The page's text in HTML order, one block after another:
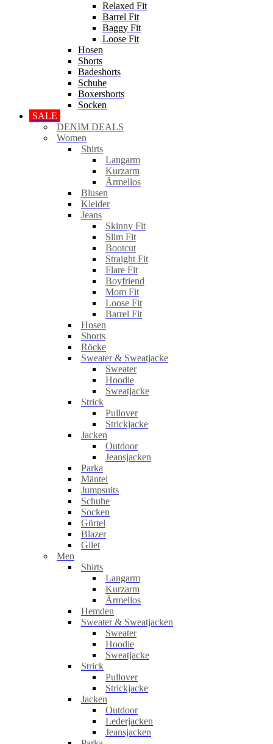
Relaxed Fit
Barrel Fit
Baggy Fit
Loose Fit
Hosen
Shorts
Badeshorts
Schuhe
Boxershorts
Socken
SALE
DENIM DEALS
Women
Shirts
Langarm
Kurzarm
Ärmellos
Blusen
Kleider
Jeans
Skinny Fit
Slim Fit
Bootcut
Straight Fit
Flare Fit
Boyfriend
Mom Fit
Loose Fit
Barrel Fit
Hosen
Shorts
Röcke
Sweater & Sweatjacke
Sweater
Hoodie
Sweatjacke
Strick
Pullover
Strickjacke
Jacken
Outdoor
Jeansjacken
Parka
Mäntel
Jumpsuits
Schuhe
Socken
Gürtel
Blazer
Gilet
Men
Shirts
Langarm
Kurzarm
Ärmellos
Hemden
Sweater & Sweatjacken
Sweater
Hoodie
Sweatjacke
Strick
Pullover
Strickjacke
Jacken
Outdoor
Lederjacken
Jeansjacken